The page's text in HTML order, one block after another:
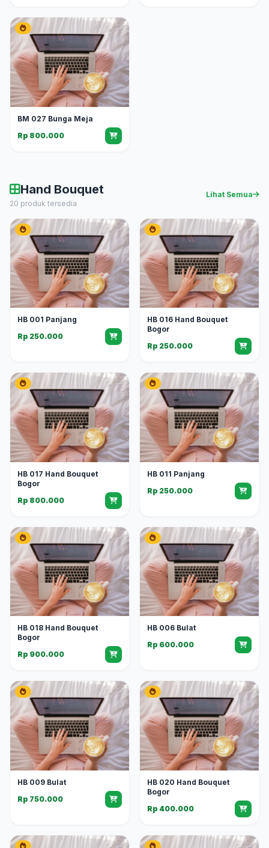
BM 027 Bunga Meja
Rp 800.000
Hand Bouquet
20 produk tersedia
Lihat Semua
HB 001 Panjang
Rp 250.000
HB 016 Hand Bouquet
Bogor
Rp 250.000
HB 017 Hand Bouquet
Bogor
Rp 800.000
HB 011 Panjang
Rp 250.000
HB 018 Hand Bouquet
Bogor
Rp 900.000
HB 006 Bulat
Rp 600.000
HB 009 Bulat
Rp 750.000
HB 020 Hand Bouquet
Bogor
Rp 400.000